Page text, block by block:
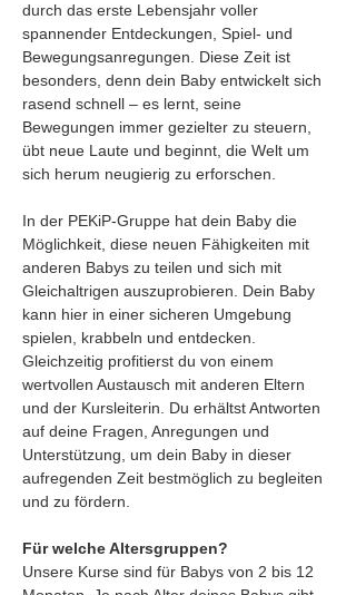
durch das erste Lebensjahr voller
spannender Entdeckungen, Spiel- und
Bewegungsanregungen. Diese Zeit ist
besonders, denn dein Baby entwickelt sich
rasend schnell – es lernt, seine
Bewegungen immer gezielter zu steuern,
übt neue Laute und beginnt, die Welt um
sich herum neugierig zu erforschen.
In der PEKiP-Gruppe hat dein Baby die
Möglichkeit, diese neuen Fähigkeiten mit
anderen Babys zu teilen und sich mit
Gleichaltrigen auszuprobieren. Dein Baby
kann hier in einer sicheren Umgebung
spielen, krabbeln und entdecken.
Gleichzeitig profitierst du von einem
wertvollen Austausch mit anderen Eltern
und der Kursleiterin. Du erhältst Antworten
auf deine Fragen, Anregungen und
Unterstützung, um dein Baby in dieser
aufregenden Zeit bestmöglich zu begleiten
und zu fördern.
Für welche Altersgruppen?
Unsere Kurse sind für Babys von 2 bis 12